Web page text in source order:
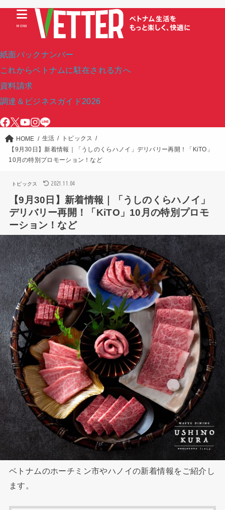
紙面バックナンバー
これからベトナムに駐在される方へ
資料請求
調達＆ビジネスガイド2026
MENU
HOME 生活
トピックス
【9月30日】新着情報｜「うしのくらハノイ」デリバリー再開！「KiTO」
10月の特別プロモーション！など
トピックス 2021.11.04
【9月30日】新着情報｜「うしのくらハノイ」
デリバリー再開！「KiTO」10月の特別プロモ
ーション！など
ベトナムのホーチミン市やハノイの新着情報をご紹介し
ます。